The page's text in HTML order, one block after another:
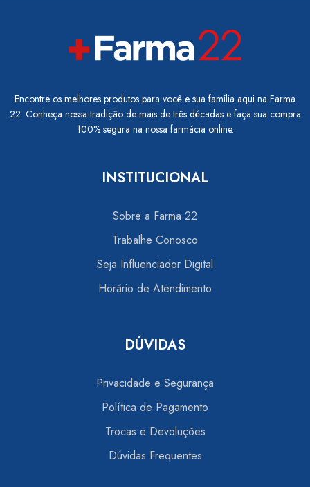
Encontre os melhores produtos para você e sua família aqui na Farma
22. Conheça nossa tradição de mais de três décadas e faça sua compra
100% segura na nossa farmácia online.
INSTITUCIONAL
Sobre a Farma 22
Trabalhe Conosco
Seja Influenciador Digital
Horário de Atendimento
DÚVIDAS
Privacidade e Segurança
Política de Pagamento
Trocas e Devoluções
Dúvidas Frequentes